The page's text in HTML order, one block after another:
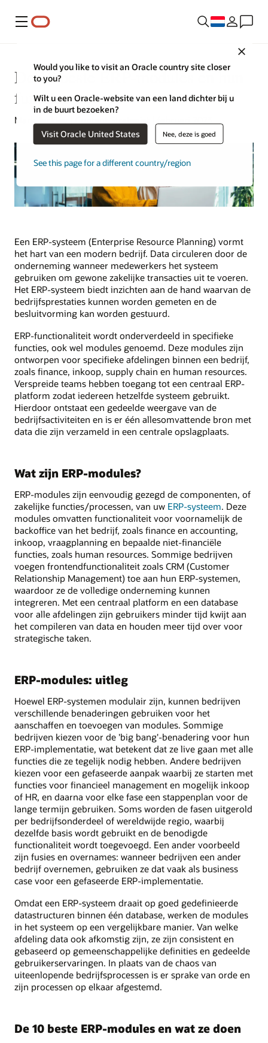
Menu
Would you like to visit an Oracle country site closer
to you?
Wilt u een Oracle-website van een land dichter bij u
in de buurt bezoeken?
Visit Oracle United States Nee, deze is goed
See this page for a different country/region
De 10 beste ERP-modules en hun
functies
Mark Jackley | Content Strategist | februari 2023
Een ERP-systeem (Enterprise Resource Planning) vormt
het hart van een modern bedrijf. Data circuleren door de
onderneming wanneer medewerkers het systeem
gebruiken om gewone zakelijke transacties uit te voeren.
Het ERP-systeem biedt inzichten aan de hand waarvan de
bedrijfsprestaties kunnen worden gemeten en de
besluitvorming kan worden gestuurd.
ERP-functionaliteit wordt onderverdeeld in specifieke
functies, ook wel modules genoemd. Deze modules zijn
ontworpen voor specifieke afdelingen binnen een bedrijf,
zoals finance, inkoop, supply chain en human resources.
Verspreide teams hebben toegang tot een centraal ERP-
platform zodat iedereen hetzelfde systeem gebruikt.
Hierdoor ontstaat een gedeelde weergave van de
bedrijfsactiviteiten en is er één allesomvattende bron met
data die zijn verzameld in een centrale opslagplaats.
Wat zijn ERP-modules?
ERP-modules zijn eenvoudig gezegd de componenten, of
zakelijke functies/processen, van uw ERP-systeem. Deze
modules omvatten functionaliteit voor voornamelijk de
backoffice van het bedrijf, zoals finance en accounting,
inkoop, vraagplanning en bepaalde niet-financiële
functies, zoals human resources. Sommige bedrijven
voegen frontendfunctionaliteit zoals CRM (Customer
Relationship Management) toe aan hun ERP-systemen,
waardoor ze de volledige onderneming kunnen
integreren. Met een centraal platform en een database
voor alle afdelingen zijn gebruikers minder tijd kwijt aan
het compileren van data en houden meer tijd over voor
strategische taken.
ERP-modules: uitleg
Hoewel ERP-systemen modulair zijn, kunnen bedrijven
verschillende benaderingen gebruiken voor het
aanschaffen en toevoegen van modules. Sommige
bedrijven kiezen voor de 'big bang'-benadering voor hun
ERP-implementatie, wat betekent dat ze live gaan met alle
functies die ze tegelijk nodig hebben. Andere bedrijven
kiezen voor een gefaseerde aanpak waarbij ze starten met
functies voor financieel management en mogelijk inkoop
of HR, en daarna voor elke fase een stappenplan voor de
lange termijn gebruiken. Soms worden de fasen uitgerold
per bedrijfsonderdeel of wereldwijde regio, waarbij
dezelfde basis wordt gebruikt en de benodigde
functionaliteit wordt toegevoegd. Een ander voorbeeld
zijn fusies en overnames: wanneer bedrijven een ander
bedrijf overnemen, gebruiken ze dat vaak als business
case voor een gefaseerde ERP-implementatie.
Omdat een ERP-systeem draait op goed gedefinieerde
datastructuren binnen één database, werken de modules
in het systeem op een vergelijkbare manier. Van welke
afdeling data ook afkomstig zijn, ze zijn consistent en
gebaseerd op gemeenschappelijke definities en gedeelde
gebruikerservaringen. In plaats van de chaos van
uiteenlopende bedrijfsprocessen is er sprake van orde en
zijn processen op elkaar afgestemd.
De 10 beste ERP-modules en wat ze doen